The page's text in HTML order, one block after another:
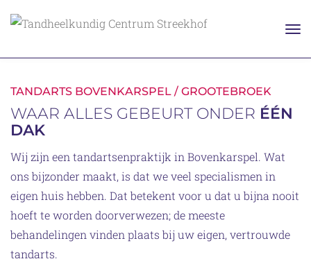
TANDARTS BOVENKARSPEL / GROOTEBROEK
WAAR ALLES GEBEURT ONDER ÉÉN
DAK
Wij zijn een tandartsenpraktijk in Bovenkarspel. Wat
ons bijzonder maakt, is dat we veel specialismen in
eigen huis hebben. Dat betekent voor u dat u bijna nooit
hoeft te worden doorverwezen; de meeste
behandelingen vinden plaats bij uw eigen, vertrouwde
tandarts.